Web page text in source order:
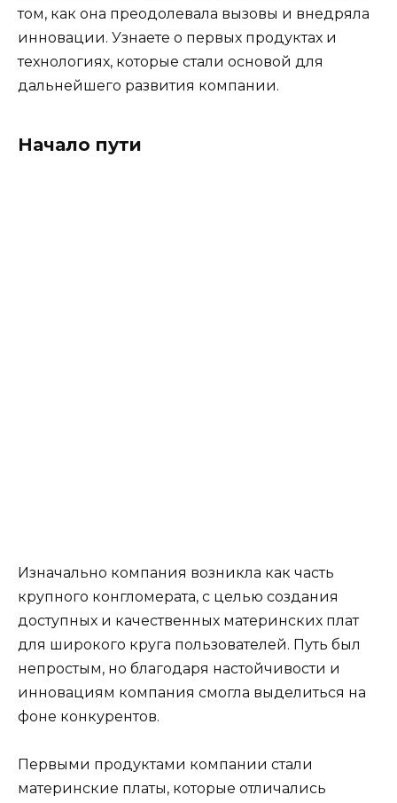
том, как она преодолевала вызовы и внедряла
инновации. Узнаете о первых продуктах и
технологиях, которые стали основой для
дальнейшего развития компании.
Начало пути
Изначально компания возникла как часть
крупного конгломерата, с целью создания
доступных и качественных материнских плат
для широкого круга пользователей. Путь был
непростым, но благодаря настойчивости и
инновациям компания смогла выделиться на
фоне конкурентов.
Первыми продуктами компании стали
материнские платы, которые отличались